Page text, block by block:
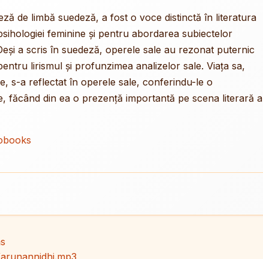
de limbă suedeză, a fost o voce distinctă în literatura
feminine și pentru abordarea subiectelor
a scris în suedeză, operele sale au rezonat puternic
lirismul și profunzimea analizelor sale. Viața sa,
s-a reflectat în operele sale, conferindu-le o
făcând din ea o prezență importantă pe scena literară a